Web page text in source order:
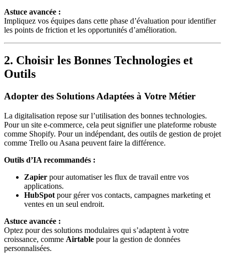
Astuce avancée :
Impliquez vos équipes dans cette phase d’évaluation pour identifier
les points de friction et les opportunités d’amélioration.
2. Choisir les Bonnes Technologies et
Outils
Adopter des Solutions Adaptées à Votre Métier
La digitalisation repose sur l’utilisation des bonnes technologies.
Pour un site e-commerce, cela peut signifier une plateforme robuste
comme Shopify. Pour un indépendant, des outils de gestion de projet
comme Trello ou Asana peuvent faire la différence.
Outils d’IA recommandés :
Zapier pour automatiser les flux de travail entre vos
applications.
HubSpot pour gérer vos contacts, campagnes marketing et
ventes en un seul endroit.
Astuce avancée :
Optez pour des solutions modulaires qui s’adaptent à votre
croissance, comme Airtable pour la gestion de données
personnalisées.